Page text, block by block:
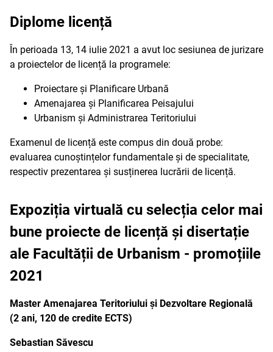
Diplome licență
În perioada 13, 14 iulie 2021 a avut loc sesiunea de jurizare
a proiectelor de licență la programele:
Proiectare și Planificare Urbană
Amenajarea și Planificarea Peisajului
Urbanism și Administrarea Teritoriului
Examenul de licență este compus din două probe:
evaluarea cunoștințelor fundamentale și de specialitate,
respectiv prezentarea și susținerea lucrării de licență.
Expoziția virtuală cu selecția celor mai
bune proiecte de licență și disertație
ale Facultății de Urbanism - promoțiile
2021
Master Amenajarea Teritoriului și Dezvoltare Regională
(2 ani, 120 de credite ECTS)
Sebastian Săvescu